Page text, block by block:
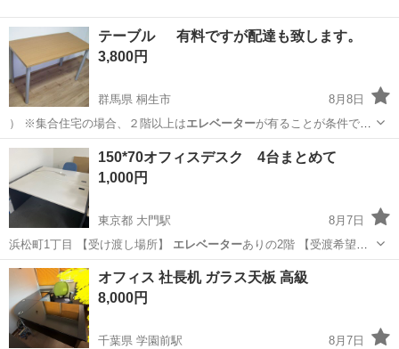
テーブル 有料ですが配達も致します。
3,800円
群馬県 桐生市
8月8日
） ※集合住宅の場合、２階以上はエレベーターが有ることが条件で
す。 よろ…
群馬 桐生市 セブンイレブン
150*70オフィスデスク 4台まとめて
1,000円
東京都 大門駅
8月7日
浜松町1丁目 【受け渡し場所】 エレベーターありの2階 【受渡希望日
時】 8…
東京 港区 オフィス用家具
オフィス 社長机 ガラス天板 高級
8,000円
千葉県 学園前駅
8月7日